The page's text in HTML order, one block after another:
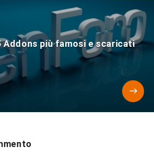
Addons più famosi e scaricati